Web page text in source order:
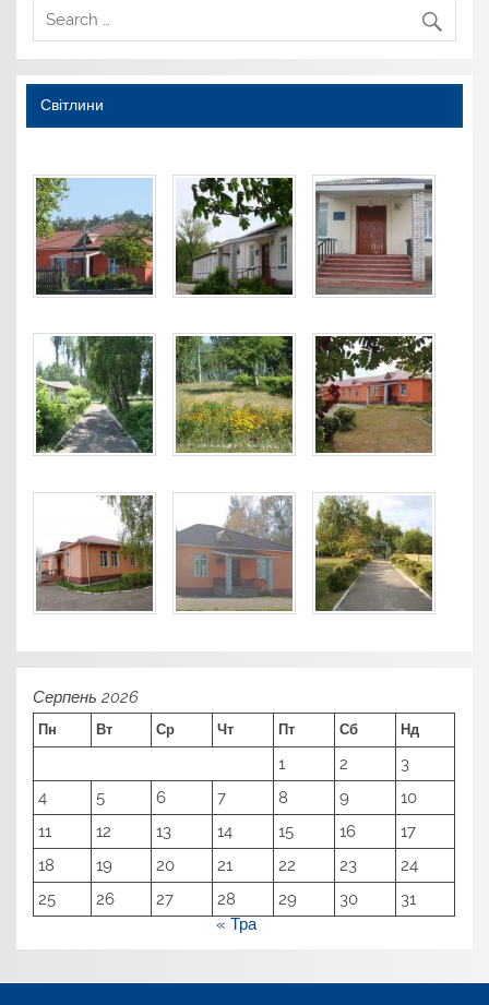
Світлини
Серпень 2026
Пн Вт Ср Чт Пт Сб Нд
1 2
3
4
5 6 7 8 9
10
11
12 13 14 15 16
17
18
19 20 21 22 23
24
25
26 27 28 29 30
31
« Тра